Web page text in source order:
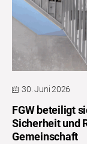
30. Juni 2026
FGW beteiligt
Sicherheit und
Gemeinschaft